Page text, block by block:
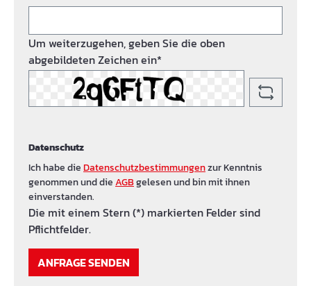
Um weiterzugehen, geben Sie die oben
abgebildeten Zeichen ein*
Datenschutz
Ich habe dieDatenschutzbestimmungenzur Kenntnis
genommen und dieAGBgelesen und bin mit ihnen
einverstanden.
Die mit einem Stern (*) markierten Felder sind
Pflichtfelder.
ANFRAGE SENDEN